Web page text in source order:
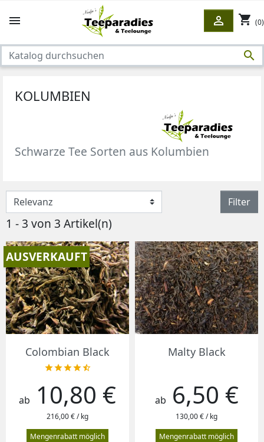


 shopping_cart (0)
KOLUMBIEN
Schwarze Tee Sorten aus Kolumbien
Filter
1 - 3 von 3 Artikel(n)
Colombian Black

Preis
ab 10,80 €
216,00 € / kg
Mengenrabatt möglich
AUSVERKAUFT
Malty Black
Preis
ab 6,50 €
130,00 € / kg
Mengenrabatt möglich